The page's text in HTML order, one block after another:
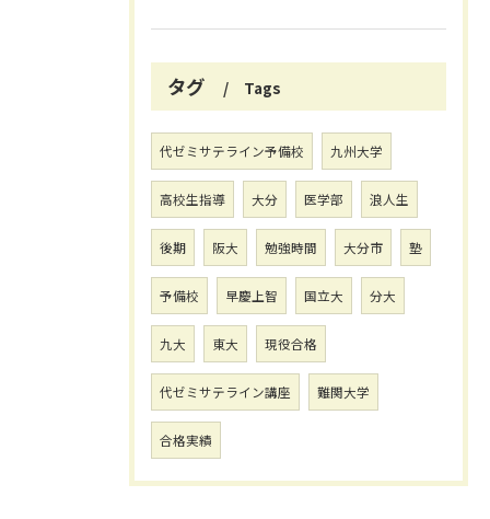
タグ Tags
代ゼミサテライン予備校 九州大学
高校生指導 大分 医学部 浪人生
後期 阪大 勉強時間 大分市 塾
予備校 早慶上智 国立大 分大
九大 東大 現役合格
代ゼミサテライン講座 難関大学
合格実績